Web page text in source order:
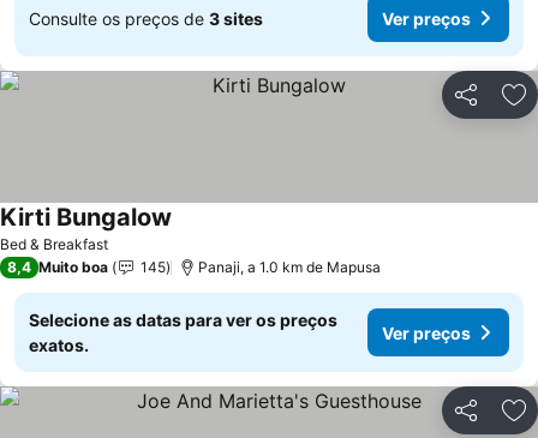
Consulte os preços de 3 sites Ver preços
Partilhar
Bed & Breakfast
Kirti Bungalow
8,4 Muito boa 145 Panaji, a 1.0 km de Mapusa
Selecione as datas para ver os preços
exatos.
Ver preços
Partilhar